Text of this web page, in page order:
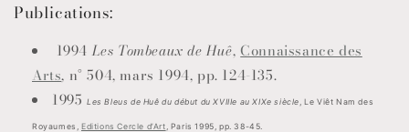
Publications:
1994 Les Tombeaux de Huê,Connaissance des
Arts, n° 504, mars 1994, pp. 124-135.
1995 Les Bleus de Huê du début du XVIIIe au XIXe siècle , Le Viêt Nam des
Royaumes, Editions Cercle d’Art , Paris 1995, pp. 38-45.